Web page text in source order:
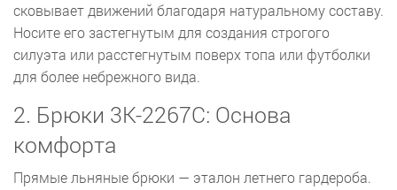
сковывает движений благодаря натуральному составу.
Носите его застегнутым для создания строгого
силуэта или расстегнутым поверх топа или футболки
для более небрежного вида.
2. Брюки 3К-2267С: Основа
комфорта
Прямые льняные брюки — эталон летнего гардероба.